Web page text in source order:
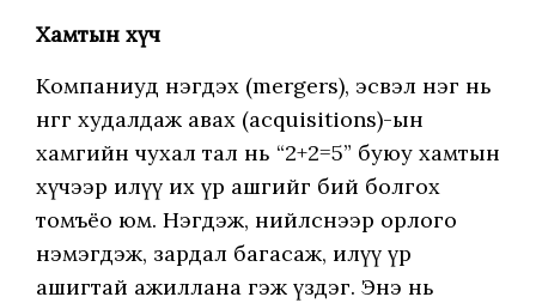
Хамтын хүч
Компаниуд нэгдэх (mergers), эсвэл нэг нь
нөгөөгөө худалдаж авах (acquisitions)-ын
хамгийн чухал тал нь “2+2=5” буюу хамтын
хүчээр илүү их үр ашгийг бий болгох
томъёо юм. Нэгдэж, нийлснээр орлого
нэмэгдэж, зардал багасаж, илүү үр
ашигтай ажиллана гэж үздэг. Энэ нь